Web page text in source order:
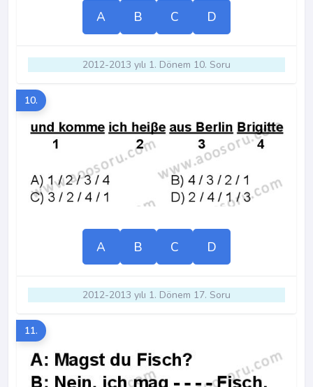
A B C D
2012-2013 yılı 1. Dönem 10. Soru
10.
A B C D
2012-2013 yılı 1. Dönem 17. Soru
11.